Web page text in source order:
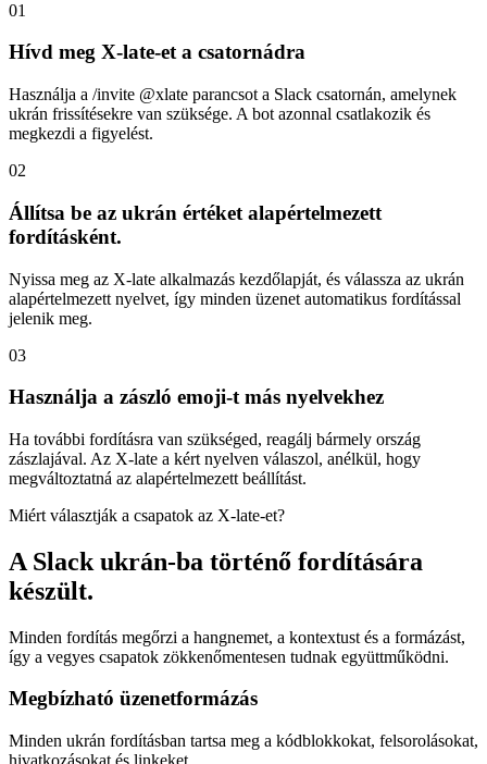
01
Hívd meg X-late-et a csatornádra
Használja a /invite @xlate parancsot a Slack csatornán, amelynek
ukrán frissítésekre van szüksége. A bot azonnal csatlakozik és
megkezdi a figyelést.
02
Állítsa be az ukrán értéket alapértelmezett
fordításként.
Nyissa meg az X-late alkalmazás kezdőlapját, és válassza az ukrán
alapértelmezett nyelvet, így minden üzenet automatikus fordítással
jelenik meg.
03
Használja a zászló emoji-t más nyelvekhez
Ha további fordításra van szükséged, reagálj bármely ország
zászlajával. Az X-late a kért nyelven válaszol, anélkül, hogy
megváltoztatná az alapértelmezett beállítást.
Miért választják a csapatok az X-late-et?
A Slack ukrán-ba történő fordítására
készült.
Minden fordítás megőrzi a hangnemet, a kontextust és a formázást,
így a vegyes csapatok zökkenőmentesen tudnak együttműködni.
Megbízható üzenetformázás
Minden ukrán fordításban tartsa meg a kódblokkokat, felsorolásokat,